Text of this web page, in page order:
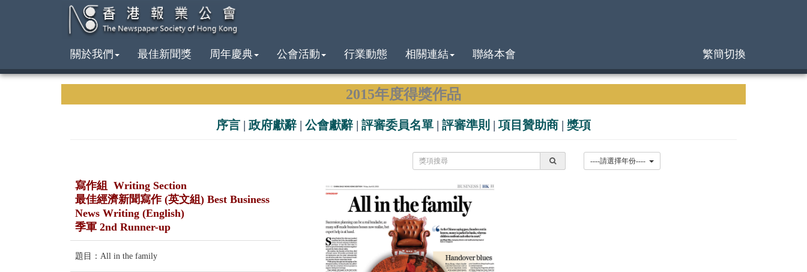
關於我們 最佳新聞獎 周年慶典 公會活動 行業動態 相關連結 聯絡本會 繁簡切換
2015年度得獎作品
序言 | 政府獻辭 | 公會獻辭 | 評審委員名單 | 評審準則 | 項目贊助商 | 獎項
寫作組 Writing Section
最佳經濟新聞寫作 (英文組) Best Business
News Writing (English)
季軍 2nd Runner-up
題目：All in the family